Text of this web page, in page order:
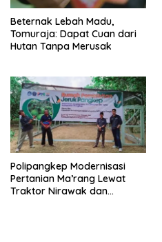
Beternak Lebah Madu,
Tomuraja: Dapat Cuan dari
Hutan Tanpa Merusak
Polipangkep Modernisasi
Pertanian Ma’rang Lewat
Traktor Nirawak dan